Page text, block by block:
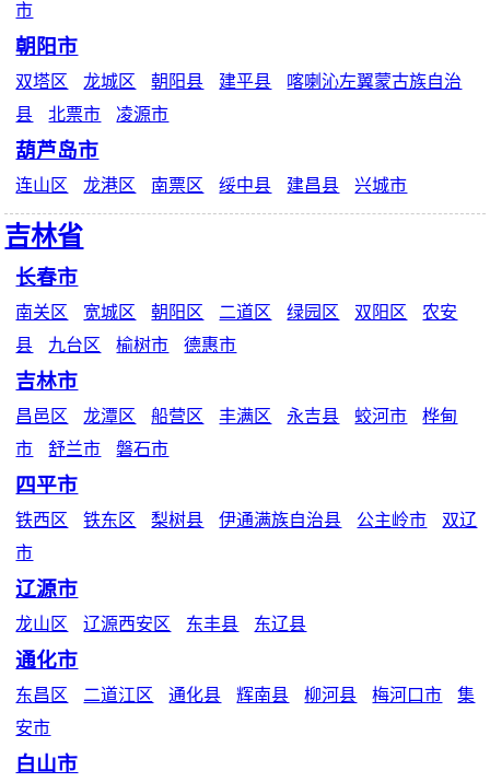
市
朝阳市
双塔区 龙城区 朝阳县 建平县
喀喇沁左翼蒙古族自治
县
北票市 凌源市
葫芦岛市
连山区 龙港区 南票区 绥中县 建昌县 兴城市
吉林省
长春市
南关区 宽城区 朝阳区 二道区 绿园区 双阳区
农安
县
九台区 榆树市 德惠市
吉林市
昌邑区 龙潭区 船营区 丰满区 永吉县 蛟河市
桦甸
市
舒兰市 磐石市
四平市
铁西区 铁东区 梨树县 伊通满族自治县 公主岭市
双辽
市
辽源市
龙山区 辽源西安区 东丰县 东辽县
通化市
东昌区 二道江区 通化县 辉南县 柳河县 梅河口市
集
安市
白山市